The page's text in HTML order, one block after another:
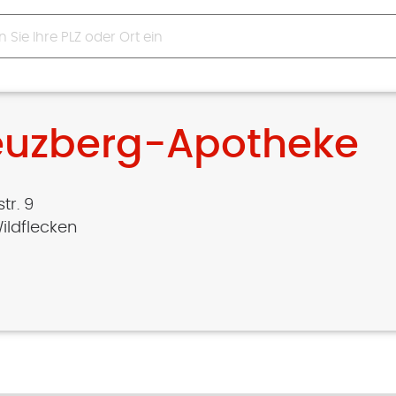
Apotheke
9